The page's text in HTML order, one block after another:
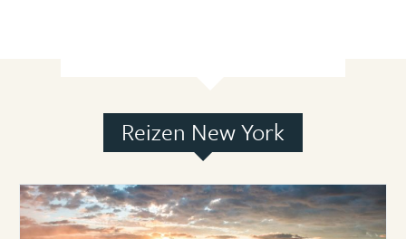
Reizen New York